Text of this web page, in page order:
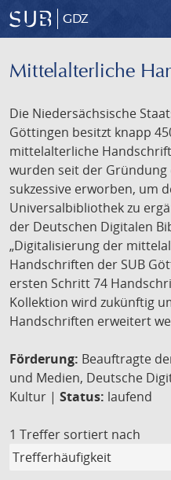
GDZ
Mittelalterliche
Die Niedersächsische
Göttingen besitzt knapp
mittelalterliche
wurden seit der Gründung
sukzessive erworben, um
Universalbibliothek zu
der Deutschen Digitalen
„Digitalisierung der
Handschriften der SUB
ersten Schritt 74
Kollektion wird zukünftig
Handschriften erweitert
Förderung: Beauftragte
und Medien, Deutsche
Kultur | Status: laufend
1 Treffer sortiert nach